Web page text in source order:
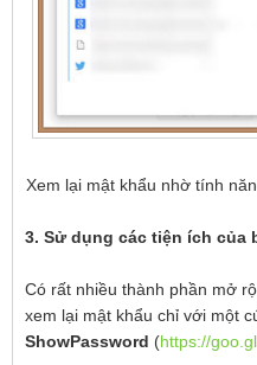
Xem lại mật khẩu nhờ tính
3. Sử dụng các tiện ích của
Có rất nhiều thành phần mở
xem lại mật khẩu chỉ với một
ShowPassword (https://